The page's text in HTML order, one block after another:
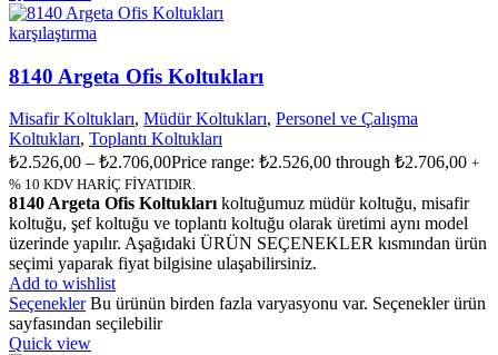
karşılaştırma
8140 Argeta Ofis Koltukları
Misafir Koltukları, Müdür Koltukları, Personel ve Çalışma
Koltukları, Toplantı Koltukları
₺2.526,00 – ₺2.706,00Price range: ₺2.526,00 through ₺2.706,00 +
% 10 KDV HARİÇ FİYATIDIR.
8140 Argeta Ofis Koltuklarıkoltuğumuz müdür koltuğu, misafir
koltuğu, şef koltuğu ve toplantı koltuğu olarak üretimi aynı model
üzerinde yapılır. Aşağıdaki ÜRÜN SEÇENEKLER kısmından ürün
seçimi yaparak fiyat bilgisine ulaşabilirsiniz.
Add to wishlist
Seçenekler Bu ürünün birden fazla varyasyonu var. Seçenekler ürün
sayfasından seçilebilir
Quick view